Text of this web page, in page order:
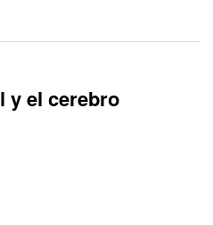
y el cerebro